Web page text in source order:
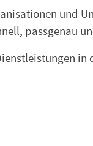
und
passgenau
in